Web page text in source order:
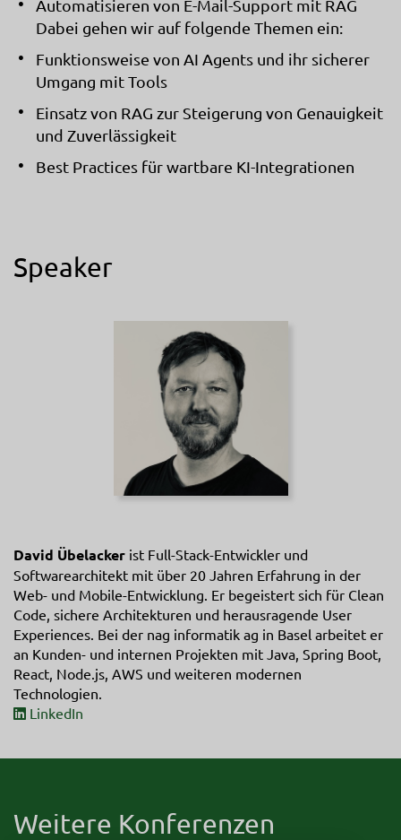
Automatisieren von E-Mail-Support mit RAG
Dabei gehen wir auf folgende Themen ein:
Funktionsweise von AI Agents und ihr sicherer
Umgang mit Tools
Einsatz von RAG zur Steigerung von Genauigkeit
und Zuverlässigkeit
Best Practices für wartbare KI-Integrationen
Speaker
David Übelacker ist Full-Stack-Entwickler und
Softwarearchitekt mit über 20 Jahren Erfahrung in der
Web- und Mobile-Entwicklung. Er begeistert sich für Clean
Code, sichere Architekturen und herausragende User
Experiences. Bei der nag informatik ag in Basel arbeitet er
an Kunden- und internen Projekten mit Java, Spring Boot,
React, Node.js, AWS und weiteren modernen
Technologien.
LinkedIn
Weitere Konferenzen